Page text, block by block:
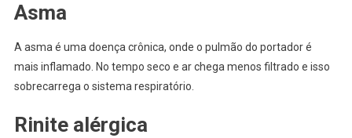
Asma
A asma é uma doença crônica, onde o pulmão do portador é
mais inflamado. No tempo seco e ar chega menos filtrado e isso
sobrecarrega o sistema respiratório.
Rinite alérgica